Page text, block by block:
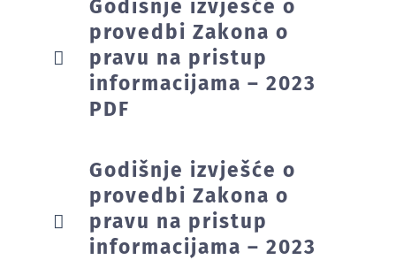
Godišnje izvješće o
provedbi Zakona o
pravu na pristup
informacijama – 2023
PDF
Godišnje izvješće o
provedbi Zakona o
pravu na pristup
informacijama – 2023